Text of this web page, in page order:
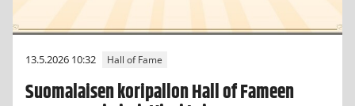
13.5.2026 10:32 Hall of Fame
Suomalaisen koripallon Hall of Fameen